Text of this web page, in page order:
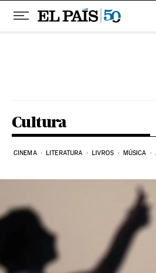
Cultura
CINEMA LITERATURA LIVROS MÚSICA